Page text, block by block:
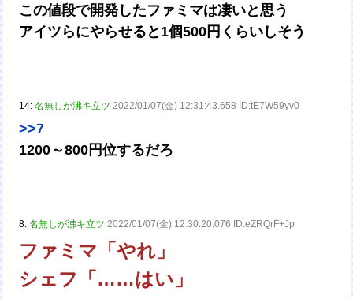
この値段で開発したファミマは凄いと思う
アイツらにやらせると1個500円くらいしそう
14:名無しが沸キ立ツ 2022/01/07(金) 12:31:43.658 ID:tE7W59yv0
>>7
1200～800円位するだろ
8:名無しが沸キ立ツ 2022/01/07(金) 12:30:20.076 ID:eZRQrF+Jp
ファミマ「やれ」
シェフ「……はい」